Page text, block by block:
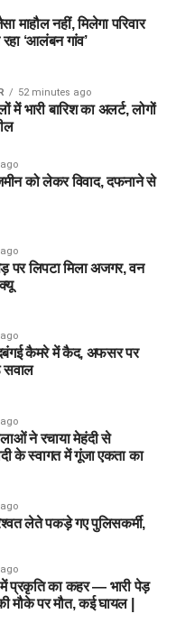
माहौल नहीं, मिलेगा परिवार
‘आलंबन गांव’
52 minutes ago
भारी बारिश का अलर्ट, लोगों
को लेकर विवाद, दफनाने से
पर लिपटा मिला अजगर, वन
दबंगई कैमरे में कैद, अफसर पर
सवाल
ने रचाया मेहंदी से
के स्वागत में गूंजा एकता का
लेते पकड़े गए पुलिसकर्मी,
प्रकृति का कहर — भारी पेड़
मौके पर मौत, कई घायल |